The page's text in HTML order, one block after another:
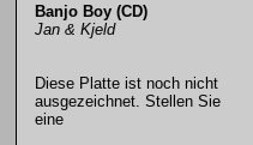
Banjo Boy (CD)
Jan & Kjeld
Diese Platte ist noch nicht
ausgezeichnet. Stellen Sie
eine